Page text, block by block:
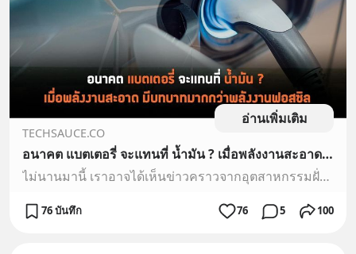
อ่านเพิ่มเติม
TECHSAUCE.CO
อนาคต แบตเตอรี่ จะแทนที่ น้ำมัน ? เมื่อพลังงานสะอาด มีบทบาทมากกว่าพลังงานฟอสซิล
ไม่นานมานี้ เราอาจได้เห็นข่าวคราวจากอุตสาหกรรมฝั่งยานย...
76 บันทึก 76 5 100